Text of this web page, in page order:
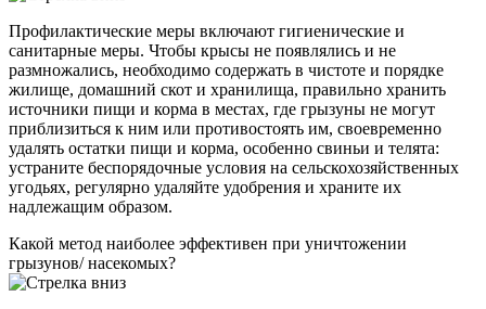
Профилактические меры включают гигиенические и
санитарные меры. Чтобы крысы не появлялись и не
размножались, необходимо содержать в чистоте и порядке
жилище, домашний скот и хранилища, правильно хранить
источники пищи и корма в местах, где грызуны не могут
приблизиться к ним или противостоять им, своевременно
удалять остатки пищи и корма, особенно свиньи и телята:
устраните беспорядочные условия на сельскохозяйственных
угодьях, регулярно удаляйте удобрения и храните их
надлежащим образом.
Какой метод наиболее эффективен при уничтожении
грызунов/ насекомых?